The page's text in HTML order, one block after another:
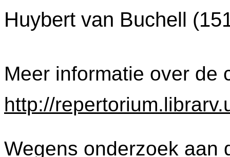
Huybert van Buchell
Meer informatie over de
http://
Wegens onderzoek aan